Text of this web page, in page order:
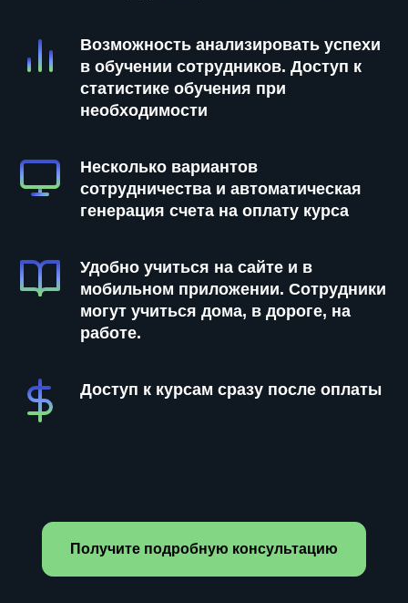
Возможность анализировать успехи
в обучении сотрудников. Доступ к
статистике обучения при
необходимости
Несколько вариантов
сотрудничества и автоматическая
генерация счета на оплату курса
Удобно учиться на сайте и в
мобильном приложении. Сотрудники
могут учиться дома, в дороге, на
работе.
Доступ к курсам сразу после оплаты
Получите подробную консультацию